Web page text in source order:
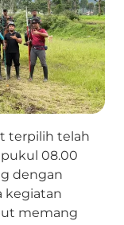
terpilih telah
08.00
dengan
kegiatan
memang